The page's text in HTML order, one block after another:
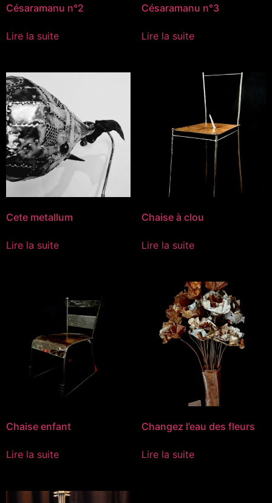
Césaramanu n°2
Lire la suite
Césaramanu n°3
Lire la suite
Cete metallum
Lire la suite
Chaise à clou
Lire la suite
Chaise enfant
Lire la suite
Changez l’eau des fleurs
Lire la suite